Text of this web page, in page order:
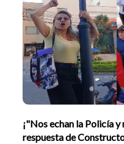
habían sido
¡"Nos echan la Policía
respuesta de